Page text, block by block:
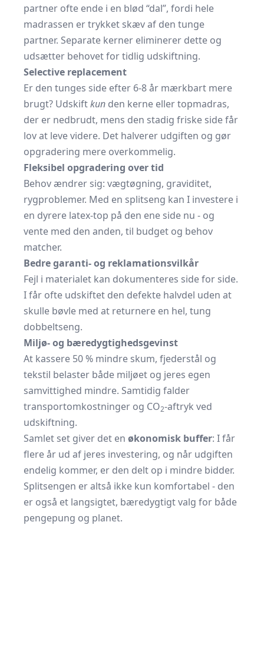
partner ofte ende i en blød “dal”, fordi hele
madrassen er trykket skæv af den tunge
partner. Separate kerner eliminerer dette og
udsætter behovet for tidlig udskiftning.
Selective replacement
Er den tunges side efter 6-8 år mærkbart mere
brugt? Udskiftkun den kerne eller topmadras,
der er nedbrudt, mens den stadig friske side får
lov at leve videre. Det halverer udgiften og gør
opgradering mere overkommelig.
Fleksibel opgradering over tid
Behov ændrer sig: vægtøgning, graviditet,
rygproblemer. Med en splitseng kan I investere i
en dyrere latex-top på den ene side nu - og
vente med den anden, til budget og behov
matcher.
Bedre garanti- og reklamationsvilkår
Fejl i materialet kan dokumenteres side for side.
I får ofte udskiftet den defekte halvdel uden at
skulle bøvle med at returnere en hel, tung
dobbeltseng.
Miljø- og bæredygtighedsgevinst
At kassere 50 % mindre skum, fjederstål og
tekstil belaster både miljøet og jeres egen
samvittighed mindre. Samtidig falder
transportomkostninger og CO2-aftryk ved
udskiftning.
Samlet set giver det en økonomisk buffer: I får
flere år ud af jeres investering, og når udgiften
endelig kommer, er den delt op i mindre bidder.
Splitsengen er altså ikke kun komfortabel - den
er også et langsigtet, bæredygtigt valg for både
pengepung og planet.